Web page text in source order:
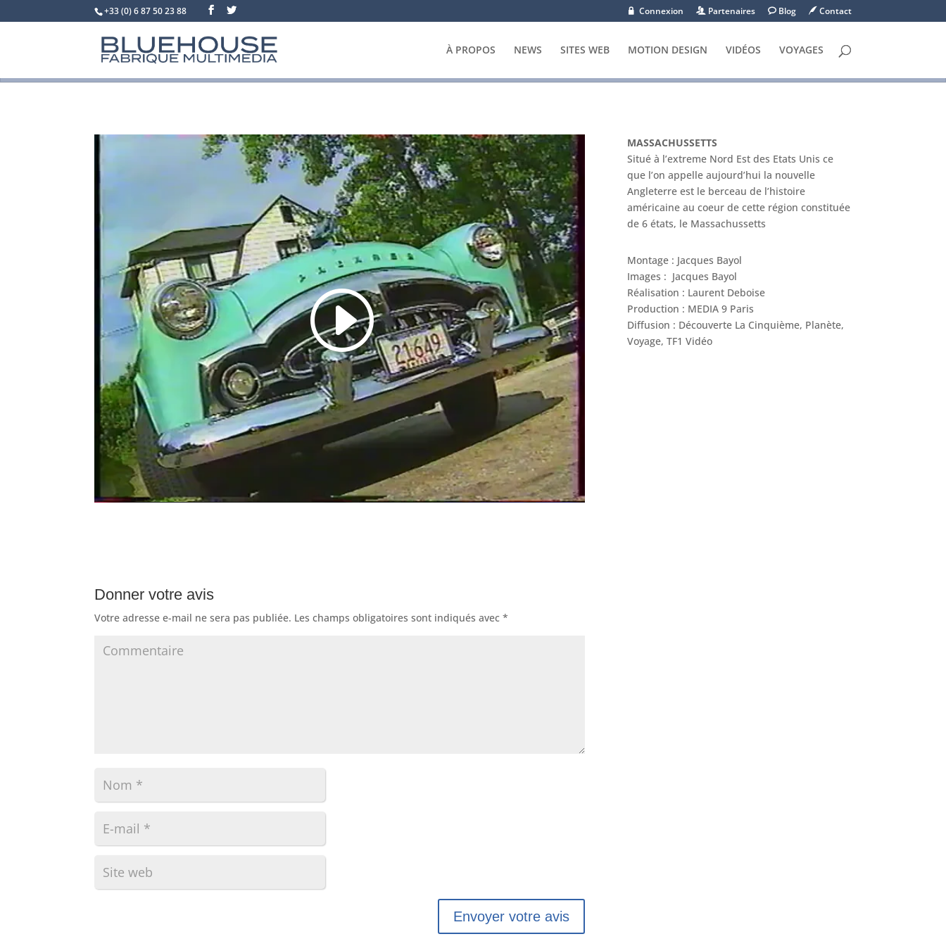
+33 (0) 6 87 50 23 88 Connexion Partenaires Blog Contact
À PROPOS NEWS SITES WEB MOTION DESIGN VIDÉOS VOYAGES
MASSACHUSSETTS
Situé à l’extreme Nord Est des Etats Unis ce
que l’on appelle aujourd’hui la nouvelle
Angleterre est le berceau de l’histoire
américaine au coeur de cette région constituée
de 6 états, le Massachussetts
Montage : Jacques Bayol
Images : Jacques Bayol
Réalisation : Laurent Deboise
Production : MEDIA 9 Paris
Diffusion : Découverte La Cinquième, Planète,
Voyage, TF1 Vidéo
Donner votre avis
Votre adresse e-mail ne sera pas publiée. Les champs obligatoires sont indiqués avec*
Envoyer votre avis